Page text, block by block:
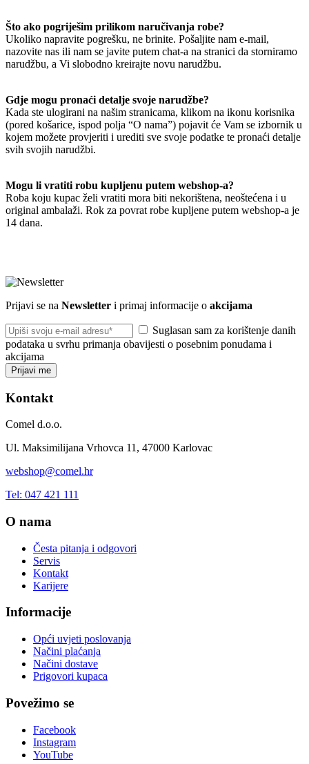
Što ako pogriješim prilikom naručivanja robe?
Ukoliko napravite pogrešku, ne brinite. Pošaljite nam e-mail,
nazovite nas ili nam se javite putem chat-a na stranici da storniramo
narudžbu, a Vi slobodno kreirajte novu narudžbu.
Gdje mogu pronaći detalje svoje narudžbe?
Kada ste ulogirani na našim stranicama, klikom na ikonu korisnika
(pored košarice, ispod polja “O nama”) pojavit će Vam se izbornik u
kojem možete provjeriti i urediti sve svoje podatke te pronaći detalje
svih svojih narudžbi.
Mogu li vratiti robu kupljenu putem webshop-a?
Roba koju kupac želi vratiti mora biti nekorištena, neoštećena i u
original ambalaži. Rok za povrat robe kupljene putem webshop-a je
14 dana.
Prijavi se na Newsletter i primaj informacije o akcijama
Suglasan sam za korištenje danih
podataka u svrhu primanja obavijesti o posebnim ponudama i
akcijama
Prijavi me
Kontakt
Comel d.o.o.
Ul. Maksimilijana Vrhovca 11, 47000 Karlovac
webshop@comel.hr
Tel: 047 421 111
O nama
Česta pitanja i odgovori
Servis
Kontakt
Karijere
Informacije
Opći uvjeti poslovanja
Načini plaćanja
Načini dostave
Prigovori kupaca
Povežimo se
Facebook
Instagram
YouTube